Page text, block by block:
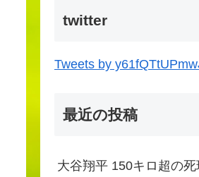
twitter
Tweets by
最近の投稿
大谷翔平 150キロ超の